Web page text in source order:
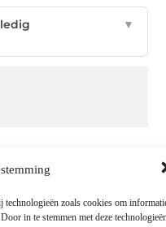
technologieën zoals cookies om
in te stemmen met deze
▼